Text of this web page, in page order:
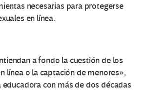
necesarias para protegerse
en línea.
a fondo la cuestión de los
línea o la captación de menores»,
educadora con más de dos décadas